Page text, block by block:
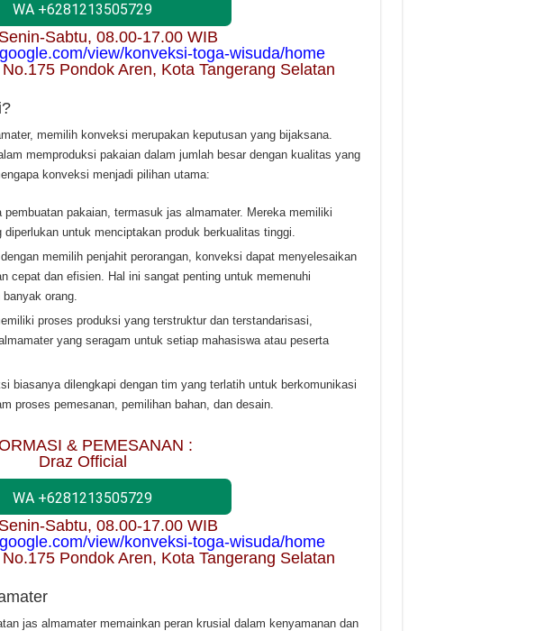
WA +6281213505729
Sabtu, 08.00-17.00 WIB
view/konveksi-toga-wisuda/home
Pondok Aren, Kota Tangerang Selatan
memilih konveksi merupakan keputusan yang bijaksana.
memproduksi pakaian dalam jumlah besar dengan kualitas yang
konveksi menjadi pilihan utama:
pakaian, termasuk jas almamater. Mereka memiliki
diperlukan untuk menciptakan produk berkualitas tinggi.
memilih penjahit perorangan, konveksi dapat menyelesaikan
cepat dan efisien. Hal ini sangat penting untuk memenuhi
orang.
proses produksi yang terstruktur dan terstandarisasi,
yang seragam untuk setiap mahasiswa atau peserta
biasanya dilengkapi dengan tim yang terlatih untuk berkomunikasi
proses pemesanan, pemilihan bahan, dan desain.
& PEMESANAN :
Draz Official
WA +6281213505729
Sabtu, 08.00-17.00 WIB
view/konveksi-toga-wisuda/home
Pondok Aren, Kota Tangerang Selatan
jas almamater memainkan peran krusial dalam kenyamanan dan